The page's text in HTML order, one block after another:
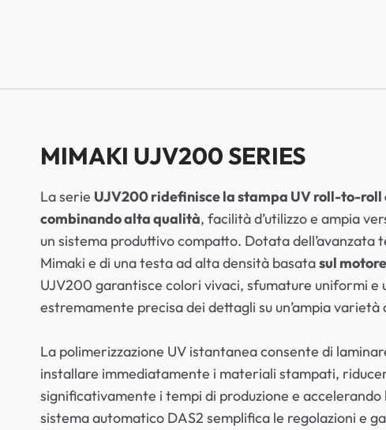
MIMAKI UJV200 SERIES
La serie UJV200 ridefinisce la stampa UV roll-to-
combinando alta qualità, facilità d’utilizzo e ampia
un sistema produttivo compatto. Dotata dell’avanzata
Mimaki e di una testa ad alta densità basatasul
UJV200 garantisce colori vivaci, sfumature uniformi e
estremamente precisa dei dettagli su un’ampia varietà
La polimerizzazione UV istantanea consente di
installare immediatamente i materiali stampati,
significativamente i tempi di produzione e accelerando
sistema automatico DAS2 semplifica le regolazioni e